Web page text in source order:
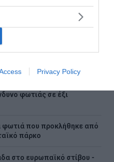
Privacy Policy
φωτιάς σε έξι
φωτιά που προκλήθηκε από
πάρκο
στο ευρωπαϊκό στίβου -